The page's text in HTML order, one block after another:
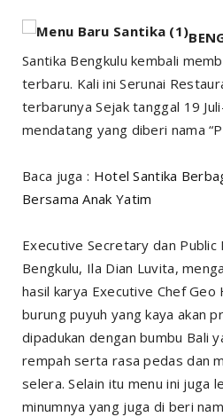
Santika Bengkulu kembali
terbaru. Kali ini Serunai
terbarunya Sejak tanggal 19
mendatang yang diberi nama
Baca juga : Hotel Santika
Bersama Anak Yatim
Executive Secretary dan
Bengkulu, Ila Dian Luvita,
hasil karya Executive Chef Geo
burung puyuh yang kaya akan
dipadukan dengan bumbu Bali
rempah serta rasa pedas dan
selera. Selain itu menu ini juga
minumnya yang juga di beri